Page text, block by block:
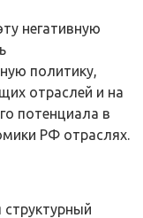
негативную
политику,
отраслей и на
потенциала в
РФ отраслях.